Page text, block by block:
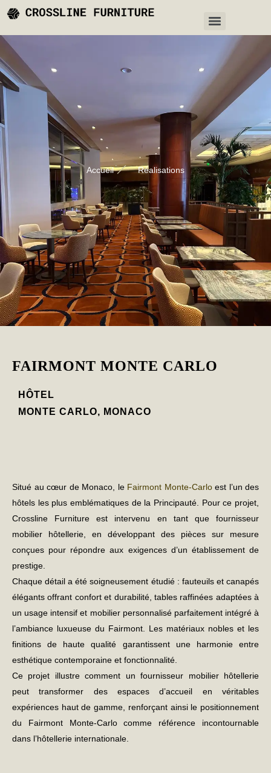
Accueil Réalisations
FAIRMONT MONTE CARLO
HÔTEL
MONTE CARLO, MONACO
Situé au cœur de Monaco, le Fairmont Monte-Carloest l’un des
hôtels les plus emblématiques de la Principauté. Pour ce projet,
Crossline Furniture est intervenu en tant que fournisseur
mobilier hôtellerie, en développant des pièces sur mesure
conçues pour répondre aux exigences d’un établissement de
prestige.
Chaque détail a été soigneusement étudié : fauteuils et canapés
élégants offrant confort et durabilité, tables raffinées adaptées à
un usage intensif et mobilier personnalisé parfaitement intégré à
l’ambiance luxueuse du Fairmont. Les matériaux nobles et les
finitions de haute qualité garantissent une harmonie entre
esthétique contemporaine et fonctionnalité.
Ce projet illustre comment unfournisseur mobilier hôtellerie
peut transformer des espaces d’accueil en véritables
expériences haut de gamme, renforçant ainsi le positionnement
du Fairmont Monte-Carlo comme référence incontournable
dans l’hôtellerie internationale.